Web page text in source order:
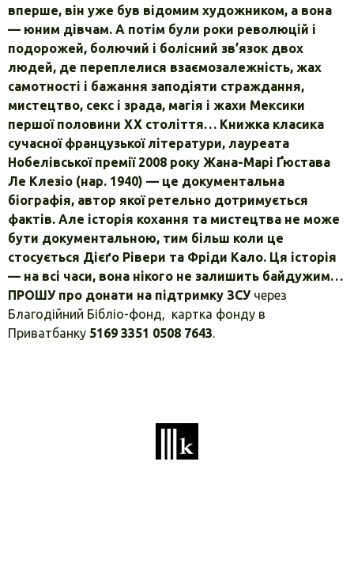
вперше, він уже був відомим художником, а вона
— юним дівчам. А потім були роки революцій і
подорожей, болючий і болісний зв’язок двох
людей, де переплелися взаємозалежність, жах
самотності і бажання заподіяти страждання,
мистецтво, секс і зрада, магія і жахи Мексики
першої половини ХХ століття… Книжка класика
сучасної французької літератури, лауреата
Нобелівської премії 2008 року Жана-Марі Ґюстава
Ле Клезіо (нар. 1940) — це документальна
біографія, автор якої ретельно дотримується
фактів. Але історія кохання та мистецтва не може
бути документальною, тим більш коли це
стосується Дієґо Рівери та Фріди Кало. Ця історія
— на всі часи, вона нікого не залишить байдужим…
ПРОШУ про донати на підтримку ЗСУчерез
Благодійний Бібліо-фонд, картка фонду в
Приватбанку 5169 3351 0508 7643.